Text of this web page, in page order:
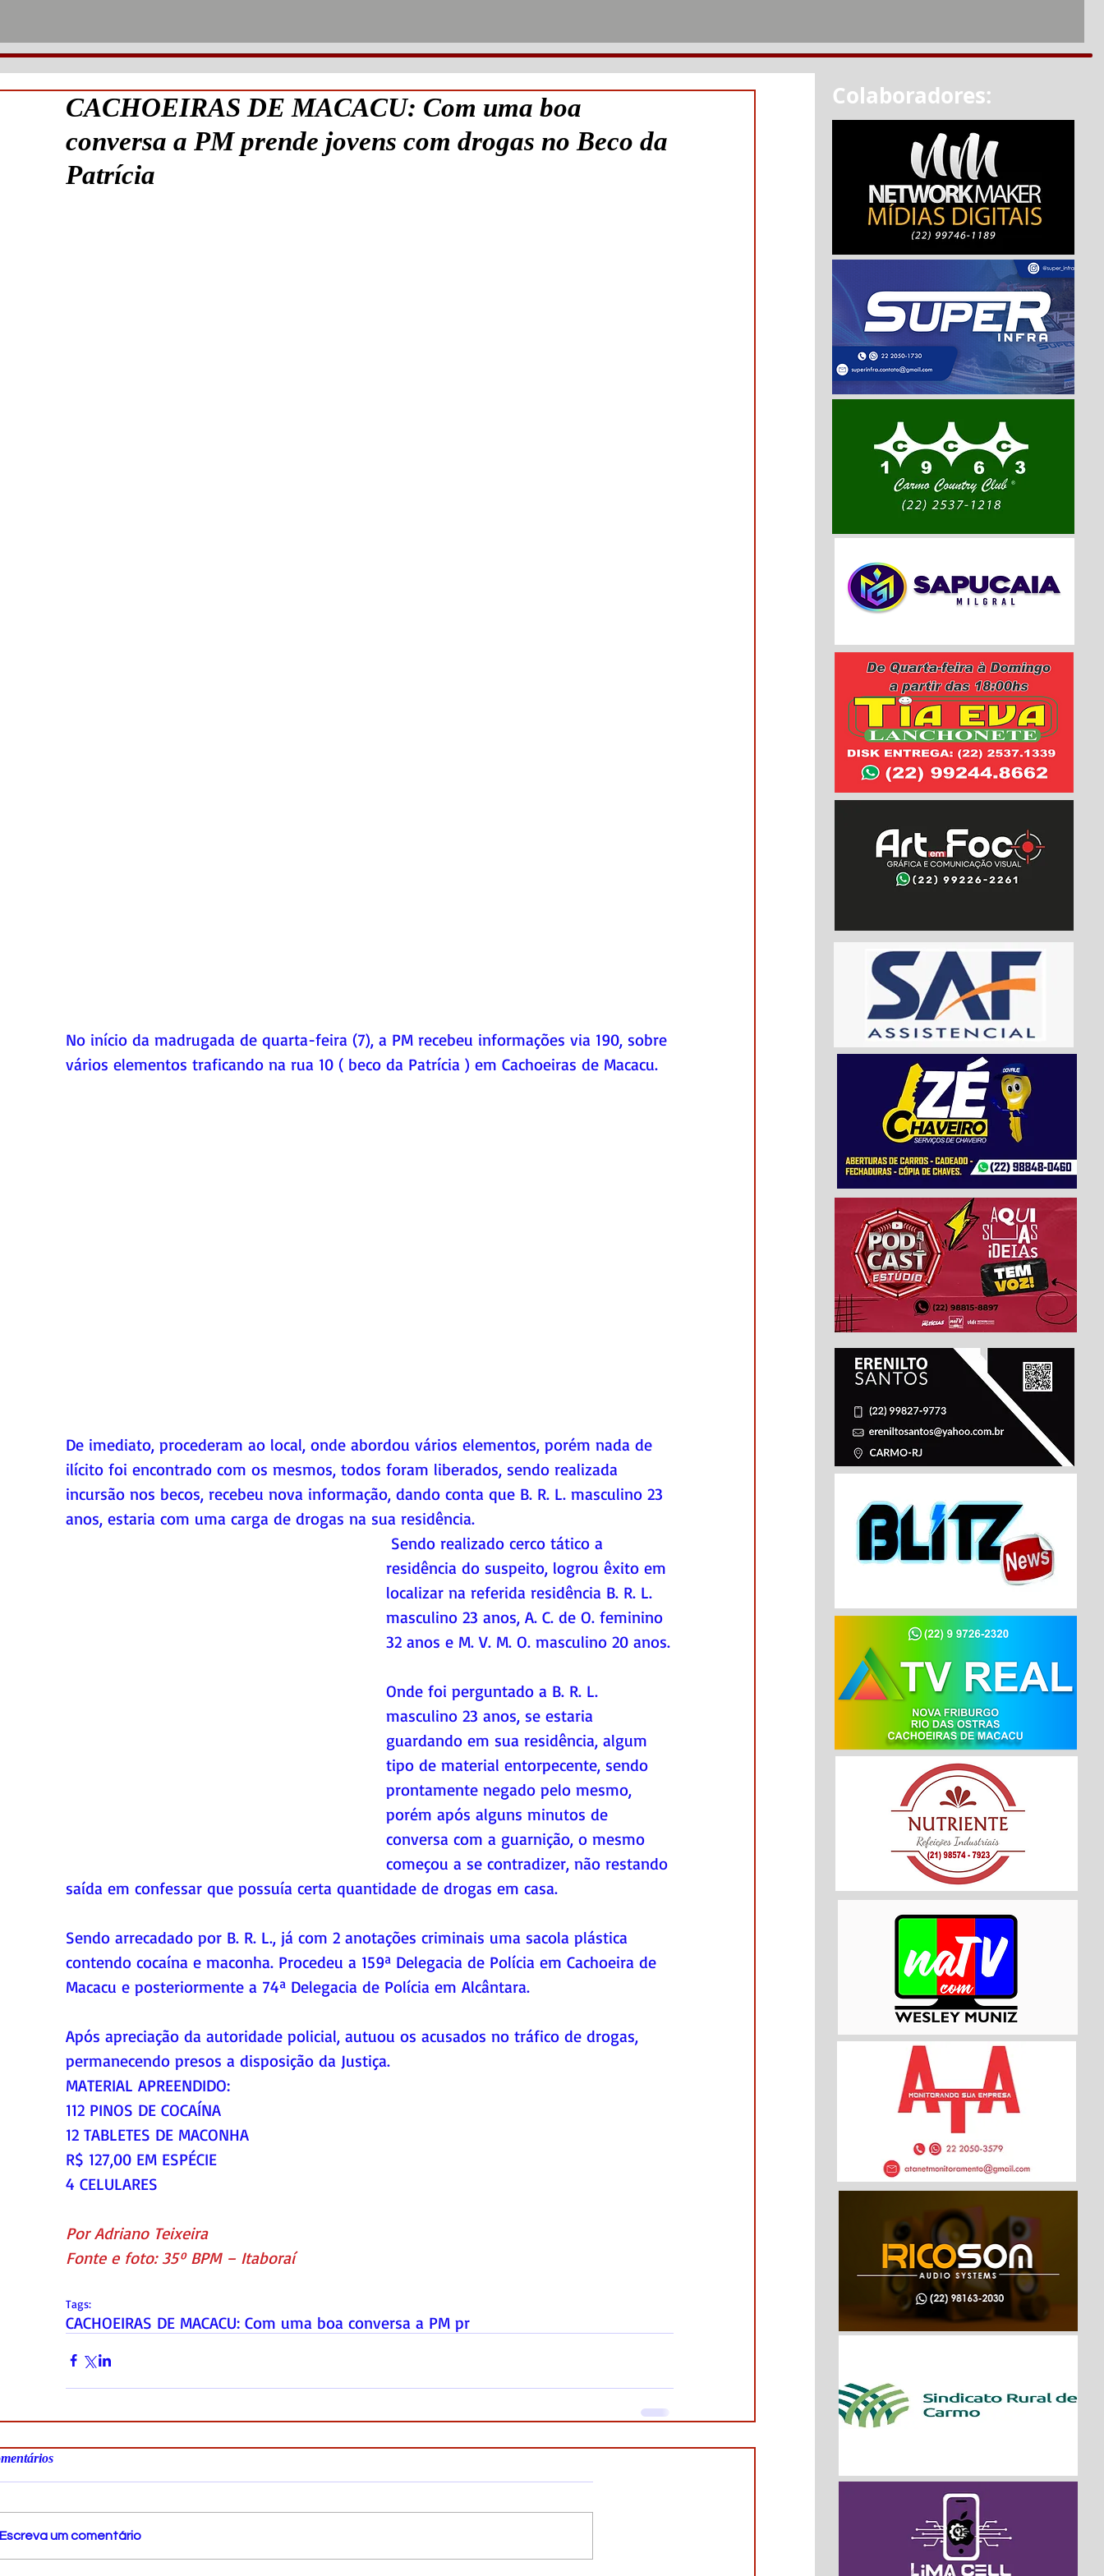
CACHOEIRAS DE MACACU: Com uma boa
conversa a PM prende jovens com drogas no Beco da
Patrícia
No início da madrugada de quarta-feira (7), a PM recebeu informações via 190, sobre
vários elementos traficando na rua 10 ( beco da Patrícia ) em Cachoeiras de Macacu.
De imediato, procederam ao local, onde abordou vários elementos, porém nada de
ilícito foi encontrado com os mesmos, todos foram liberados, sendo realizada
incursão nos becos, recebeu nova informação, dando conta que B. R. L. masculino 23
anos, estaria com uma carga de drogas na sua residência.
residência do suspeito, logrou êxito em
localizar na referida residência B. R. L.
masculino 23 anos, A. C. de O. feminino
32 anos e M. V. M. O. masculino 20 anos.
Onde foi perguntado a B. R. L.
masculino 23 anos, se estaria
guardando em sua residência, algum
tipo de material entorpecente, sendo
prontamente negado pelo mesmo,
porém após alguns minutos de
conversa com a guarnição, o mesmo
começou a se contradizer, não restando
saída em confessar que possuía certa quantidade de drogas em casa.
Sendo arrecadado por B. R. L., já com 2 anotações criminais uma sacola plástica
contendo cocaína e maconha. Procedeu a 159ª Delegacia de Polícia em Cachoeira de
Macacu e posteriormente a 74ª Delegacia de Polícia em Alcântara.
Após apreciação da autoridade policial, autuou os acusados no tráfico de drogas,
permanecendo presos a disposição da Justiça.
MATERIAL APREENDIDO:
112 PINOS DE COCAÍNA
12 TABLETES DE MACONHA
R$ 127,00 EM ESPÉCIE
4 CELULARES
Por Adriano Teixeira
Fonte e foto: 35º BPM – Itaboraí
Tags:
CACHOEIRAS DE MACACU: Com uma boa conversa a PM pr
Escreva um comentário
Colaboradores: